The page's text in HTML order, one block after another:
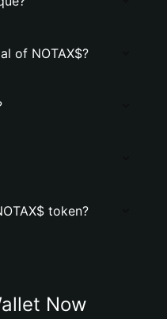
of NOTAX$?
token?
Now